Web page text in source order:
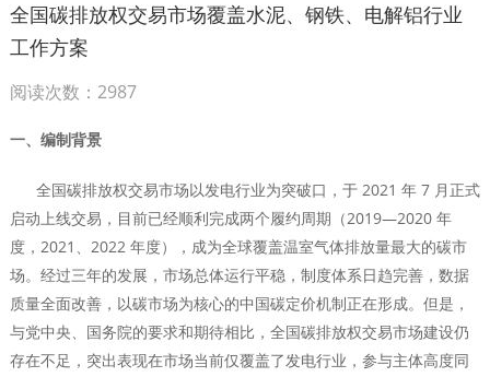
全国碳排放权交易市场覆盖水泥、钢铁、电解铝行业
工作方案
阅读次数：2987
一、编制背景
全国碳排放权交易市场以发电行业为突破口，于 2021 年 7 月正式
启动上线交易，目前已经顺利完成两个履约周期（2019—2020 年
度，2021、2022 年度），成为全球覆盖温室气体排放量最大的碳市
场。经过三年的发展，市场总体运行平稳，制度体系日趋完善，数据
质量全面改善，以碳市场为核心的中国碳定价机制正在形成。但是，
与党中央、国务院的要求和期待相比，全国碳排放权交易市场建设仍
存在不足，突出表现在市场当前仅覆盖了发电行业，参与主体高度同